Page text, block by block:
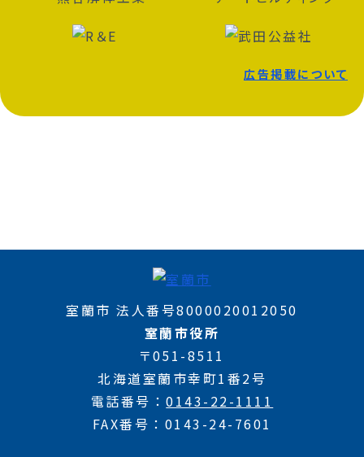
広告掲載について
室蘭市 法人番号8000020012050
室蘭市役所
〒051-8511
北海道室蘭市幸町1番2号
電話番号
0143-22-1111
FAX番号
0143-24-7601